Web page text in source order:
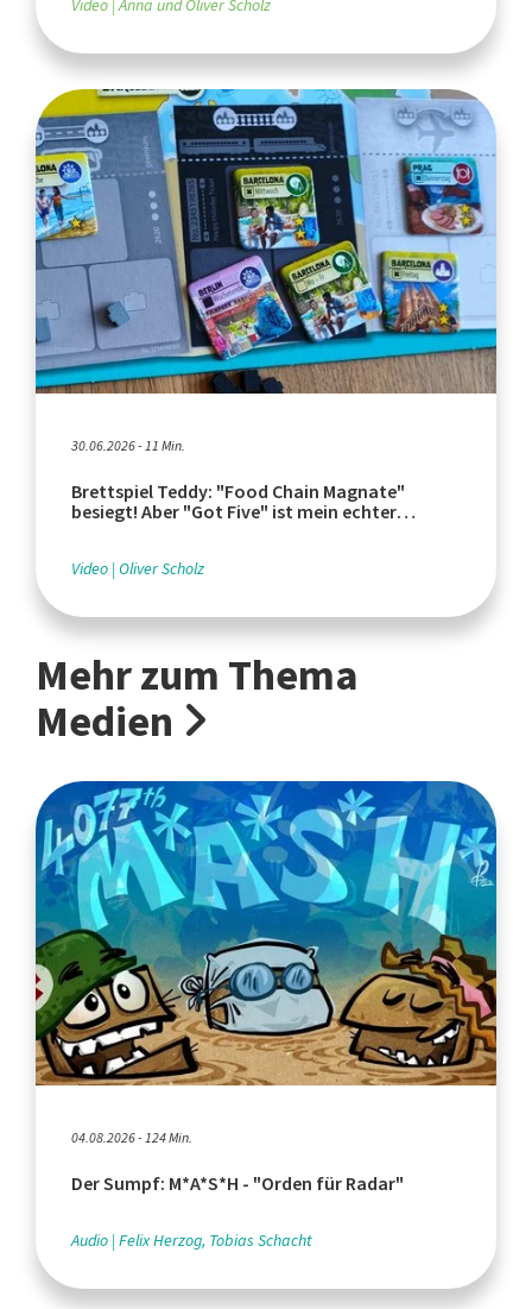
Video Anna und Oliver Scholz
30.06.2026 - 11 Min.
Brettspiel Teddy: "Food Chain Magnate"
besiegt! Aber "Got Five" ist mein echter
Video Oliver Scholz
Mehr zum Thema
Medien
04.08.2026 - 124 Min.
Der Sumpf: M*A*S*H - "Orden für Radar"
Audio Felix Herzog, Tobias Schacht